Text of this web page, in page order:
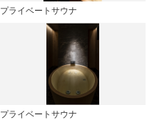
プライベートサウナ
プライベートサウナ